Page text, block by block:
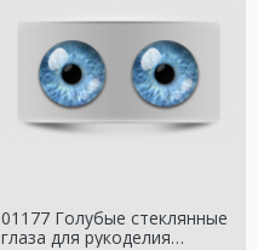
01177 Голубые стеклянные
глаза для рукоделия